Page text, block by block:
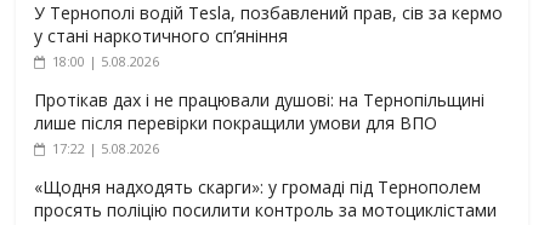
У Тернополі водій Tesla, позбавлений прав, сів за кермо
у стані наркотичного сп’яніння
18:00 | 5.08.2026
Протікав дах і не працювали душові: на Тернопільщині
лише після перевірки покращили умови для ВПО
17:22 | 5.08.2026
«Щодня надходять скарги»: у громаді під Тернополем
просять поліцію посилити контроль за мотоциклістами